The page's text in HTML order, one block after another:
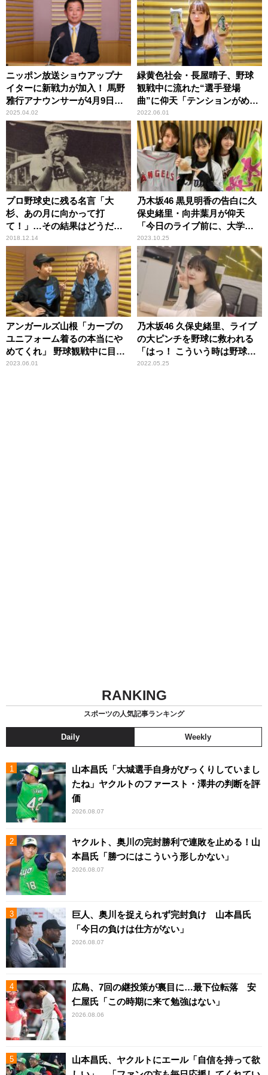
ニッポン放送ショウアップナ
イターに新戦力が加入！ 馬野
雅行アナウンサーが4月9日
（水）DeNA×巨人戦でデビュ
ー！
2025.04.02
緑黄色社会・長屋晴子、野球
観戦中に流れた“選手登場
曲”に仰天「テンションがめっ
ちゃ上がりましたね！」
2022.06.01
プロ野球史に残る名言「大
杉、あの月に向かって打
て！」…その結果はどうだっ
たのか？
2018.12.14
乃木坂46 黒見明香の告白に久
保史緒里・向井葉月が仰天
「今日のライブ前に、大学で
野球の試合をやったんです」
2023.10.25
アンガールズ山根「カープの
ユニフォーム着るの本当にや
めてくれ」 野球観戦中に目撃
したカープファンの“裏切
2023.06.01
乃木坂46 久保史緒里、ライブ
の大ピンチを野球に救われる
「はっ！ こういう時は野球を
使えばいいんだ！」
2022.05.25
RANKING
スポーツの人気記事ランキング
Daily Weekly
山本昌氏「大城選手自身がびっくりしていまし
たね」ヤクルトのファースト・澤井の判断を評
価
2026.08.07
ヤクルト、奥川の完封勝利で連敗を止める！山
本昌氏「勝つにはこういう形しかない」
2026.08.07
巨人、奥川を捉えられず完封負け 山本昌氏
「今日の負けは仕方がない」
2026.08.07
広島、7回の継投策が裏目に…最下位転落 安
仁屋氏「この時期に来て勉強はない」
2026.08.06
山本昌氏、ヤクルトにエール「自信を持って欲